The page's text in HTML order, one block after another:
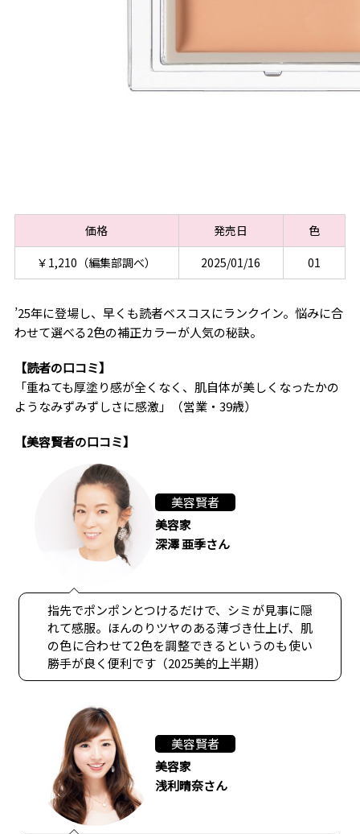
価格 発売日
色
￥1,210（編集部調べ）
2025/01/16 01
’25年に登場し、早くも読者ベスコスにランクイン。悩みに合
わせて選べる2色の補正カラーが人気の秘訣。
【読者の口コミ】
「重ねても厚塗り感が全くなく、肌自体が美しくなったかの
ようなみずみずしさに感激」（営業・39歳）
【美容賢者の口コミ】
美容賢者
美容家
深澤 亜季さん
指先でポンポンとつけるだけで、シミが見事に隠
れて感服。ほんのりツヤのある薄づき仕上げ、肌
の色に合わせて2色を調整できるというのも使い
勝手が良く便利です（2025美的上半期）
美容賢者
美容家
浅利晴奈さん